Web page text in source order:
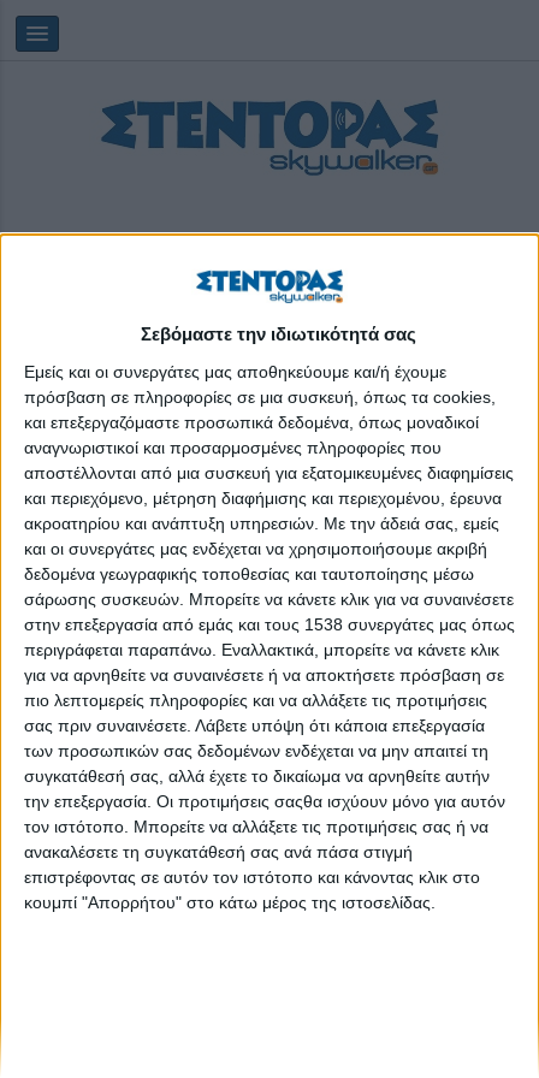
Σεβόμαστε την ιδιωτικότητά σας
Εμείς και οι συνεργάτες μας αποθηκεύουμε και/ή έχουμε
πρόσβαση σε πληροφορίες σε μια συσκευή, όπως τα cookies,
και επεξεργαζόμαστε προσωπικά δεδομένα, όπως μοναδικοί
αναγνωριστικοί και προσαρμοσμένες πληροφορίες που
αποστέλλονται από μια συσκευή για εξατομικευμένες διαφημίσεις
και περιεχόμενο, μέτρηση διαφήμισης και περιεχομένου, έρευνα
ακροατηρίου και ανάπτυξη υπηρεσιών. Με την άδειά σας, εμείς
και οι συνεργάτες μας ενδέχεται να χρησιμοποιήσουμε ακριβή
δεδομένα γεωγραφικής τοποθεσίας και ταυτοποίησης μέσω
σάρωσης συσκευών. Μπορείτε να κάνετε κλικ για να συναινέσετε
στην επεξεργασία από εμάς και τους 1538 συνεργάτες μας όπως
περιγράφεται παραπάνω. Εναλλακτικά, μπορείτε να κάνετε κλικ
για να αρνηθείτε να συναινέσετε ή να αποκτήσετε πρόσβαση σε
πιο λεπτομερείς πληροφορίες και να αλλάξετε τις προτιμήσεις
σας πριν συναινέσετε. Λάβετε υπόψη ότι κάποια επεξεργασία
των προσωπικών σας δεδομένων ενδέχεται να μην απαιτεί τη
συγκατάθεσή σας, αλλά έχετε το δικαίωμα να αρνηθείτε αυτήν
την επεξεργασία. Οι προτιμήσεις σαςθα ισχύουν μόνο για αυτόν
τον ιστότοπο. Μπορείτε να αλλάξετε τις προτιμήσεις σας ή να
ανακαλέσετε τη συγκατάθεσή σας ανά πάσα στιγμή
επιστρέφοντας σε αυτόν τον ιστότοπο και κάνοντας κλικ στο
κουμπί "Απορρήτου" στο κάτω μέρος της ιστοσελίδας.
Saturday, 08/08/2026 03:52:28
ηλεκτρονικό τσιγάρο
Τα ηλεκτρονικά τσιγάρα δεν βοηθούν ιδιαίτερα τους
καπνιστές να κόψουν το παραδοσιακό τσιγάρο
Τα ηλεκτρονικά τσιγάρα ενδέχεται να ενέχουν κινδύνους
για το καρδιαγγειακό σύστημα
None feed